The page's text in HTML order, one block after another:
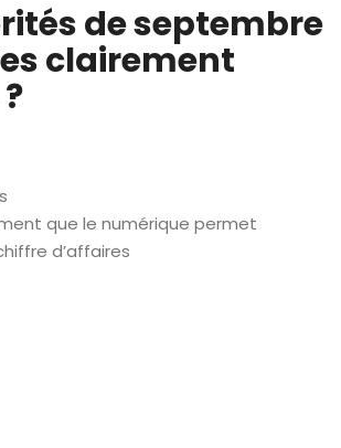
de septembre
clairement
que le numérique permet
d’affaires